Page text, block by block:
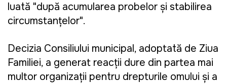
luată "după acumularea probelor și stabilirea
circumstanțelor".
Decizia Consiliului municipal, adoptată de Ziua
Familiei, a generat reacții dure din partea mai
multor organizații pentru drepturile omului și a